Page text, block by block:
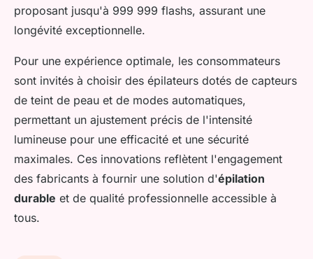
proposant jusqu'à 999 999 flashs, assurant une
longévité exceptionnelle.
Pour une expérience optimale, les consommateurs
sont invités à choisir des épilateurs dotés de capteurs
de teint de peau et de modes automatiques,
permettant un ajustement précis de l'intensité
lumineuse pour une efficacité et une sécurité
maximales. Ces innovations reflètent l'engagement
des fabricants à fournir une solution d'épilation
durable et de qualité professionnelle accessible à
tous.